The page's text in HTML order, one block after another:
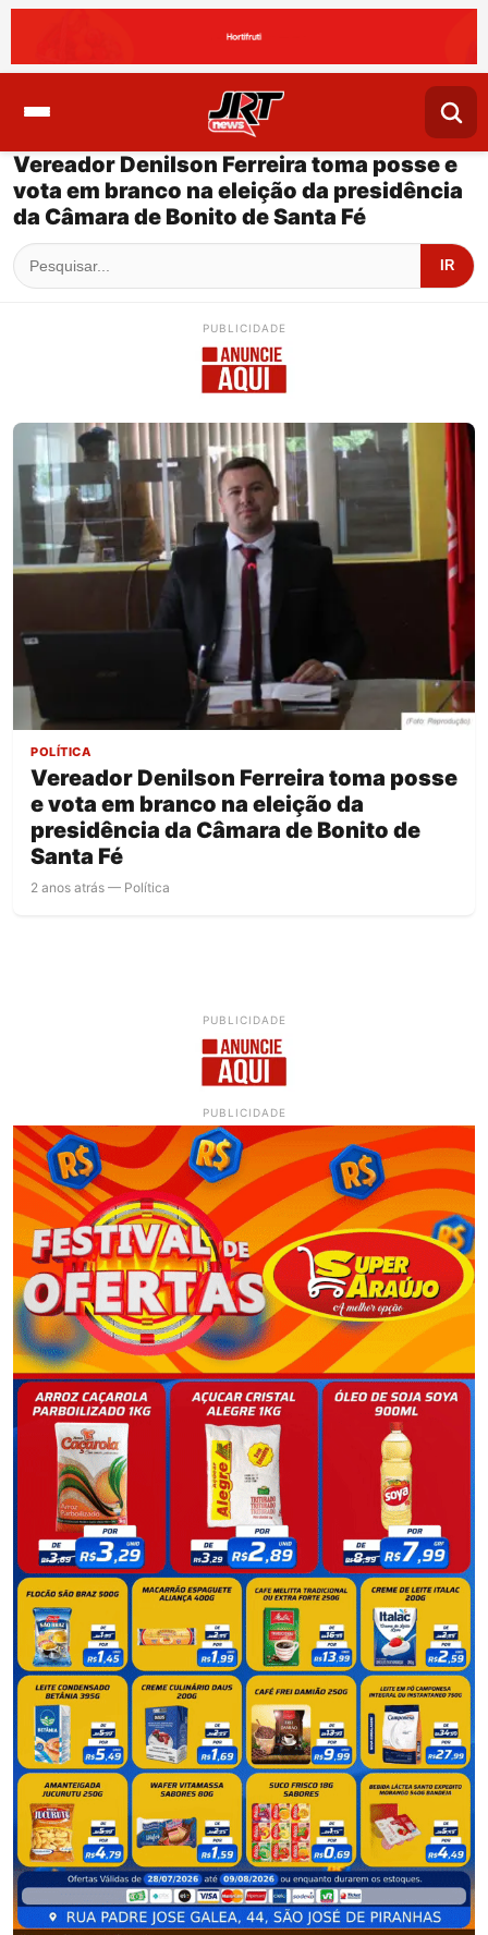
Vereador Denilson Ferreira toma posse e
vota em branco na eleição da presidência
da Câmara de Bonito de Santa Fé
IR
PUBLICIDADE
POLÍTICA
Vereador Denilson Ferreira toma posse
e vota em branco na eleição da
presidência da Câmara de Bonito de
Santa Fé
2 anos atrás — Política
PUBLICIDADE
PUBLICIDADE